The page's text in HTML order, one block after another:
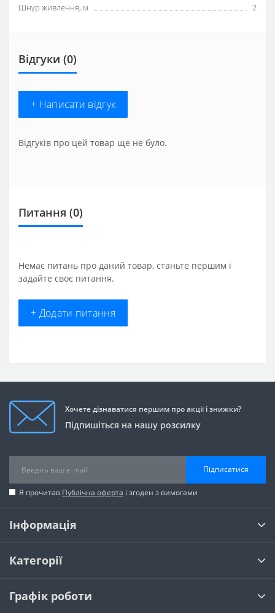
Шнур живлення, м
2
Відгуки (0)
+ Написати відгук
Відгуків про цей товар ще не було.
Питання (0)
Немає питань про даний товар, станьте першим і
задайте своє питання.
+ Додати питання
Хочете дізнаватися першим про акції і знижки?
Підпишіться на нашу розсилку
Підписатися
Я прочитав Публічна оферта і згоден з вимогами
Інформація
Категорії
Графік роботи